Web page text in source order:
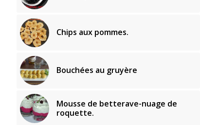
Chips aux pommes.
Bouchées au gruyère
Mousse de betterave-nuage de
roquette.